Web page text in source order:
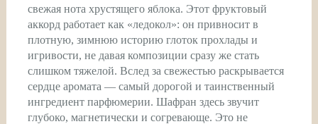
свежая нота хрустящего яблока. Этот фруктовый
аккорд работает как «ледокол»: он привносит в
плотную, зимнюю историю глоток прохлады и
игривости, не давая композиции сразу же стать
слишком тяжелой. Вслед за свежестью раскрывается
сердце аромата — самый дорогой и таинственный
ингредиент парфюмерии. Шафран здесь звучит
глубоко, магнетически и согревающе. Это не